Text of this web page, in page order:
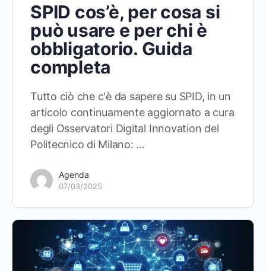
SPID cos’è, per cosa si
può usare e per chi è
obbligatorio. Guida
completa
Tutto ciò che c'è da sapere su SPID, in un
articolo continuamente aggiornato a cura
degli Osservatori Digital Innovation del
Politecnico di Milano: …
Agenda
07/03/2025